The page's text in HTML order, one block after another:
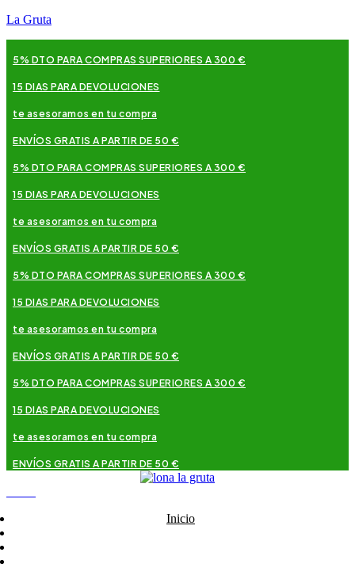
La Gruta
5% DTO PARA COMPRAS SUPERIORES A 300 €
15 DIAS PARA DEVOLUCIONES
te asesoramos en tu compra
ENVÍOS GRATIS A PARTIR DE 50 €
5% DTO PARA COMPRAS SUPERIORES A 300 €
15 DIAS PARA DEVOLUCIONES
te asesoramos en tu compra
ENVÍOS GRATIS A PARTIR DE 50 €
5% DTO PARA COMPRAS SUPERIORES A 300 €
15 DIAS PARA DEVOLUCIONES
te asesoramos en tu compra
ENVÍOS GRATIS A PARTIR DE 50 €
5% DTO PARA COMPRAS SUPERIORES A 300 €
15 DIAS PARA DEVOLUCIONES
te asesoramos en tu compra
ENVÍOS GRATIS A PARTIR DE 50 €
Inicio